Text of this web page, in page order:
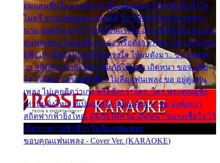
ผมแสนชื่นใจ หายวังเวง เมื่อแฟนเพลง ให้กำลังใจ น้ำใจ
ไมตรี จากแฟนเพลง ทุกทุกที่ ปราณีหลั่งไหล ผมขอฝาก
นาม ยอดรักเอาไว้ โปรดเป็นแรงใจ อย่างนี้เรื่อยไป ขอ อยู่
คู่แฟนเพลง ไม่เคยคิดว่าเก่ง หรือดังกว่าใคร..ใคร พระคุณ
ผู้ฟัง เท่านั้นยิ่งใหญ่ ที่เป็นแรงใจ ให้ผมดังมา.. ขอ องค์เท
วา สถิตฟากฟ้ายิ่งใหญ่ คุ้มภัยให้ท่าน เถิดหนา ขอจงเชื่อ
ใจ ไว้เถิดว่า ตราบชั่วชีวา ไม่ลืมแฟนเพลง ขอ อยู่คู่แฟน
เพลง ไม่เคยคิดว่าเก่ง หรือดังกว่าใคร..ใคร พระคุณผู้ฟัง
เท่านั้นยิ่งใหญ่ ที่เป็นแรงใจ ให้ผมดังมา.. ขอ องค์เทวา
สถิตฟากฟ้ายิ่งใหญ่ คุ้มภัยให้ท่าน เถิดหนา ขอจงเชื่อใจ ไว้
เถิดว่า ตราบชั่วชีวา ไม่ลืมแฟนเพลง
ขอบคุณแฟนเพลง - Cover Ver. (KARAOKE)